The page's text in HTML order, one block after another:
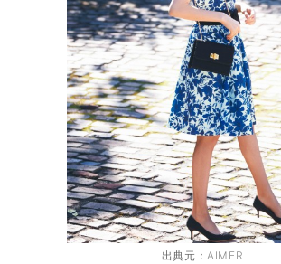
出典元： AIMER